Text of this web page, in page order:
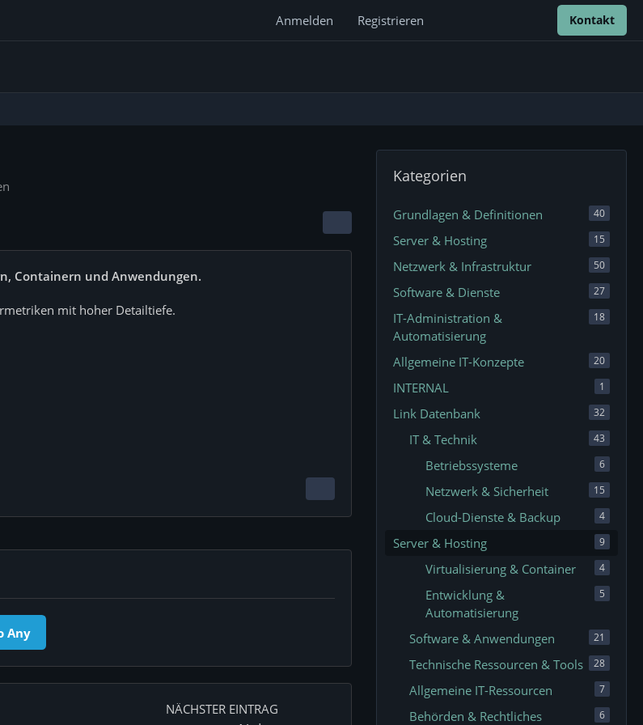
Anmelden Registrieren Kontakt
Containern und Anwendungen.
mit hoher Detailtiefe.
Any
NÄCHSTER EINTRAG
Kategorien
Grundlagen & Definitionen 40
Server & Hosting 15
Netzwerk & Infrastruktur 50
Software & Dienste 27
IT-Administration &
Automatisierung
18
Allgemeine IT-Konzepte 20
INTERNAL 1
Link Datenbank 32
IT & Technik 43
Betriebssysteme 6
Netzwerk & Sicherheit 15
Cloud-Dienste & Backup 4
Server & Hosting 9
Virtualisierung & Container 4
Entwicklung &
Automatisierung
5
Software & Anwendungen 21
Technische Ressourcen & Tools 28
Allgemeine IT-Ressourcen 7
Behörden & Rechtliches 6